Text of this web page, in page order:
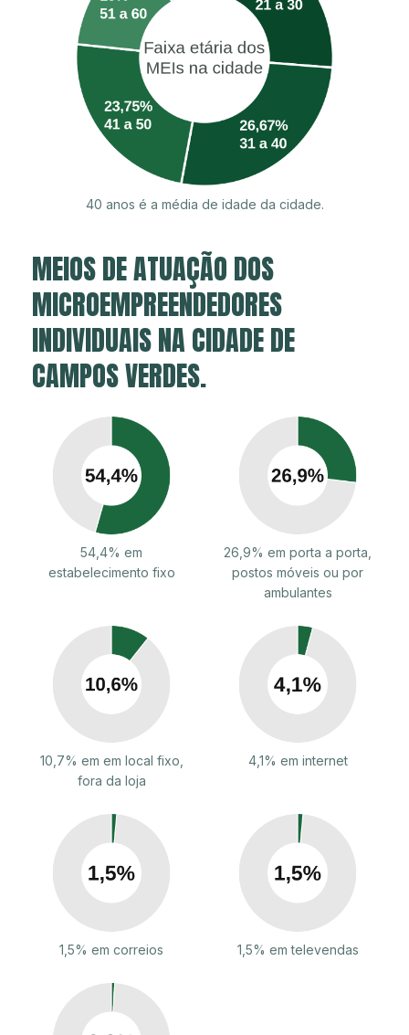
40 anos é a média de idade da cidade.
MEIOS DE ATUAÇÃO DOS
MICROEMPREENDEDORES
INDIVIDUAIS NA CIDADE DE
CAMPOS VERDES.
54,4% em
estabelecimento fixo
26,9% em porta a porta,
postos móveis ou por
ambulantes
10,7% em em local fixo,
fora da loja
4,1% em internet
1,5% em correios 1,5% em televendas